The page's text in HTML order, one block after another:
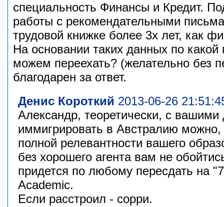
специальность Финансы и Кредит.
работы с рекомендательными
трудовой книжке более 3х лет, как
На основании таких данных по
можем переехать? (желательно без
благодарен за ответ.
Денис Короткий 2013-06-26
Александр, теоретически, с
иммигрировать в Австралию можно,
полной релевантности вашего
без хорошего агента вам не
придется по любому пересдать на
Academic.
Если расстроил - сорри.